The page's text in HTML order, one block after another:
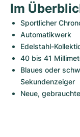
Im
Sportlicher
Automatikwerk
Edelstahl-
40 bis 41
Blaues oder
Sekundenzeiger
Neue,